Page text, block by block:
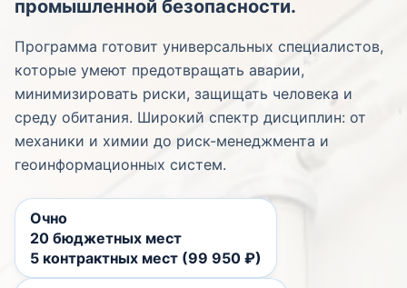
промышленной безопасности.
Программа готовит универсальных специалистов,
которые умеют предотвращать аварии,
минимизировать риски, защищать человека и
среду обитания. Широкий спектр дисциплин: от
механики и химии до риск-менеджмента и
геоинформационных систем.
Очно
20 бюджетных мест
5 контрактных мест (99 950 ₽)